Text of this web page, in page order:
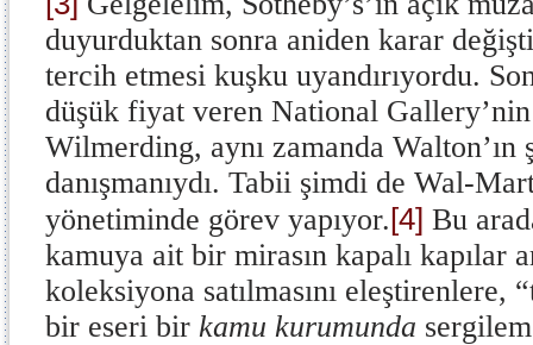
duyurduktan sonra aniden karar
tercih etmesi kuşku uyandırıyordu.
düşük fiyat veren National
Wilmerding, aynı zamanda Walton’ın
danışmanıydı. Tabii şimdi de Wal-
yönetiminde görev yapıyor.[4] Bu
kamuya ait bir mirasın kapalı kapılar
koleksiyona satılmasını
bir eseri bir kamu kurumunda